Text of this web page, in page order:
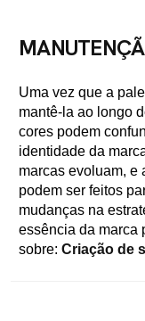
Uma vez que a
mantê-la ao longo
cores podem
identidade da
marcas evoluam, e
podem ser feitos
mudanças na
essência da marca
sobre: Criação de